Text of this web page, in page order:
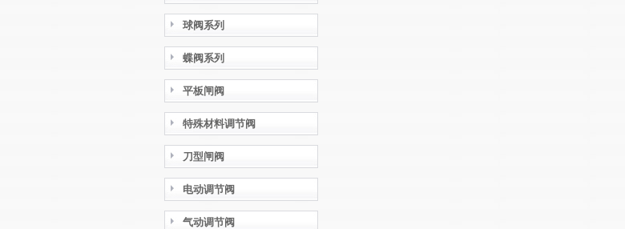
球阀系列
蝶阀系列
平板闸阀
特殊材料调节阀
刀型闸阀
电动调节阀
气动调节阀